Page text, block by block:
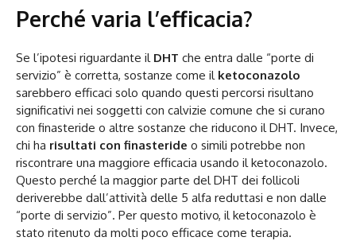
Perché varia l’efficacia?
Se l’ipotesi riguardante il DHT che entra dalle “porte di
servizio” è corretta, sostanze come il ketoconazolo
sarebbero efficaci solo quando questi percorsi risultano
significativi nei soggetti con calvizie comune che si curano
con finasteride o altre sostanze che riducono il DHT. Invece,
chi ha risultati con finasteride o simili potrebbe non
riscontrare una maggiore efficacia usando il ketoconazolo.
Questo perché la maggior parte del DHT dei follicoli
deriverebbe dall’attività delle 5 alfa reduttasi e non dalle
“porte di servizio”. Per questo motivo, il ketoconazolo è
stato ritenuto da molti poco efficace come terapia.